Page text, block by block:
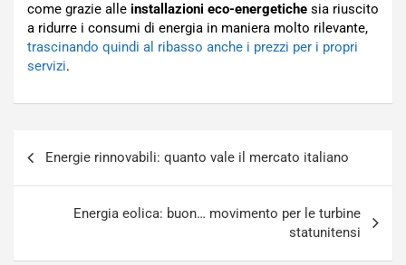
come grazie alle installazioni eco-energetiche sia riuscito
a ridurre i consumi di energia in maniera molto rilevante,
trascinando quindi al ribasso anche i prezzi per i propri
servizi.
articoli
Energie rinnovabili: quanto vale il mercato italiano
Energia eolica: buon… movimento per le turbine
statunitensi